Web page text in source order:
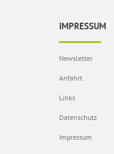
IMPRESSUM
Newsletter
Anfahrt
Links
Datenschutz
Impressum